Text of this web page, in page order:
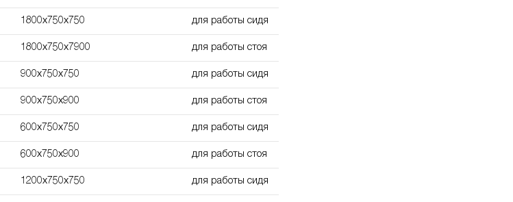
1800х750х750 для работы сидя
1800х750х7900 для работы стоя
900x750x750 для работы сидя
900x750x900 для работы стоя
600х750х750 для работы сидя
600х750х900 для работы стоя
1200х750х750 для работы сидя